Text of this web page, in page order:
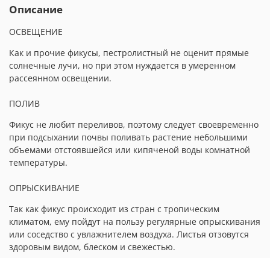
Описание
ОСВЕЩЕНИЕ
Как и прочие фикусы, пестролистный не оценит прямые
солнечные лучи, но при этом нуждается в умеренном
рассеянном освещении.
ПОЛИВ
Фикус не любит переливов, поэтому следует своевременно
при подсыхании почвы поливать растение небольшими
объемами отстоявшейся или кипяченой воды комнатной
температуры.
ОПРЫСКИВАНИЕ
Так как фикус происходит из стран с тропическим
климатом, ему пойдут на пользу регулярные опрыскивания
или соседство с увлажнителем воздуха. Листья отзовутся
здоровым видом, блеском и свежестью.